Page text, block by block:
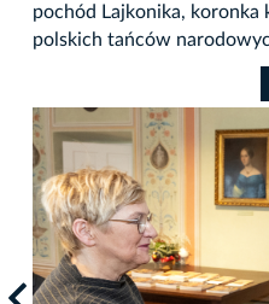
pochód Lajkonika, koronka
polskich tańców